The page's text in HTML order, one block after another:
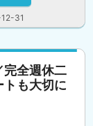
31
完全週休二
トも大切に